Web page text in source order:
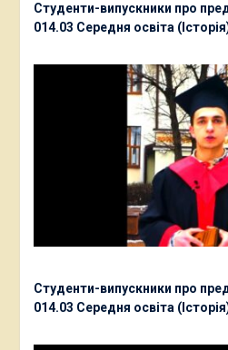
Студенти-випускники про
014.03 Середня освіта
Студенти-випускники про
014.03 Середня освіта